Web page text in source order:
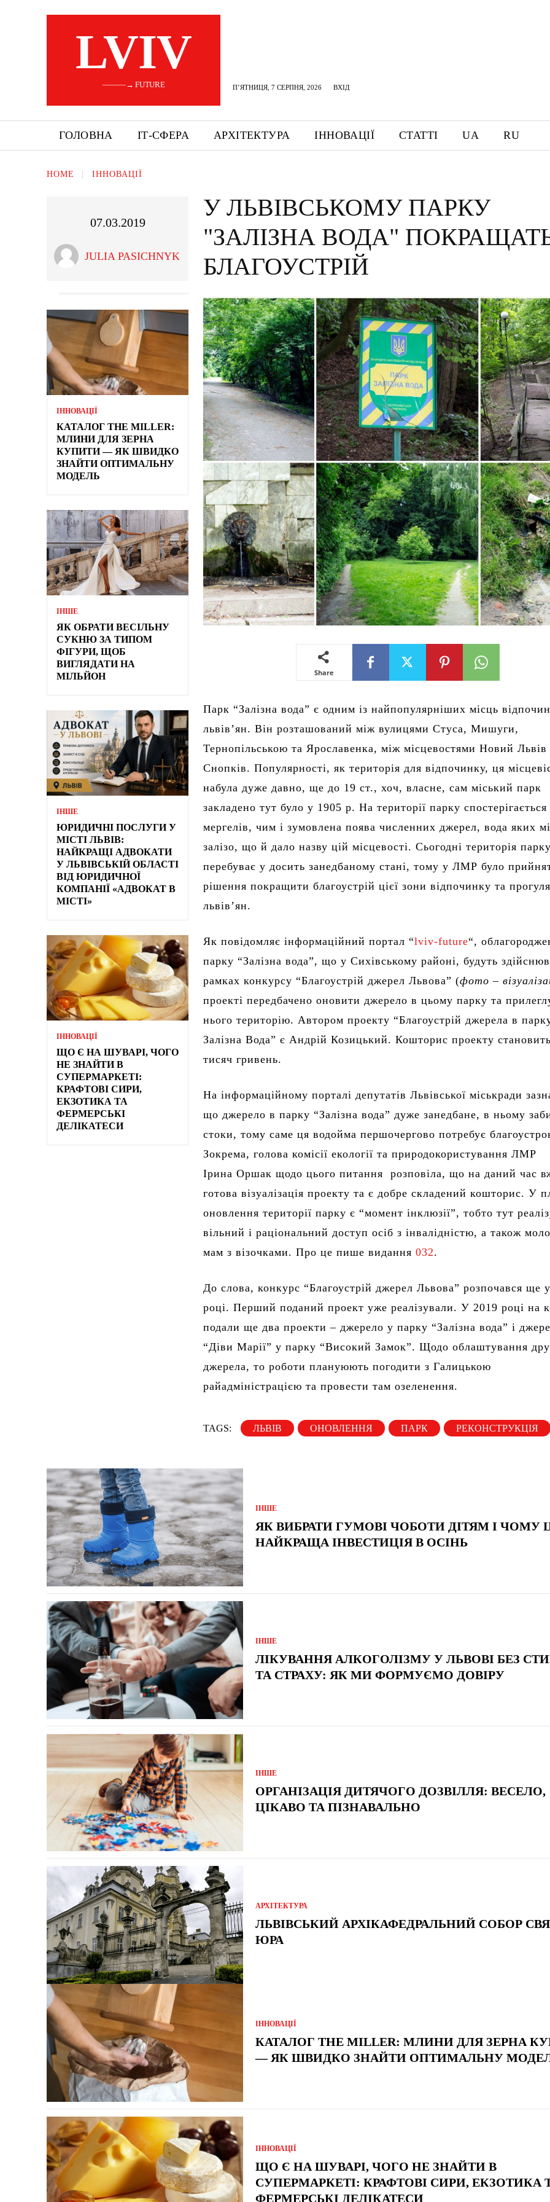
LVIV
———→ FUTURE П’ЯТНИЦЯ, 7 СЕРПНЯ, 2026 ВХІД
ГОЛОВНА ІТ-СФЕРА АРХІТЕКТУРА ІННОВАЦІЇ СТАТТІ UA RU
HOME ІННОВАЦІЇ
07.03.2019
JULIA PASICHNYK
ІННОВАЦІЇ
КАТАЛОГ THE MILLER:
МЛИНИ ДЛЯ ЗЕРНА
КУПИТИ — ЯК ШВИДКО
ЗНАЙТИ ОПТИМАЛЬНУ
МОДЕЛЬ
ІНШЕ
ЯК ОБРАТИ ВЕСІЛЬНУ
СУКНЮ ЗА ТИПОМ
ФІГУРИ, ЩОБ
ВИГЛЯДАТИ НА
МІЛЬЙОН
ІНШЕ
ЮРИДИЧНІ ПОСЛУГИ У
МІСТІ ЛЬВІВ:
НАЙКРАЩІ АДВОКАТИ
У ЛЬВІВСЬКІЙ ОБЛАСТІ
ВІД ЮРИДИЧНОЇ
КОМПАНІЇ «АДВОКАТ В
МІСТІ»
ІННОВАЦІЇ
ЩО Є НА ШУВАРІ, ЧОГО
НЕ ЗНАЙТИ В
СУПЕРМАРКЕТІ:
КРАФТОВІ СИРИ,
ЕКЗОТИКА ТА
ФЕРМЕРСЬКІ
ДЕЛІКАТЕСИ
У ЛЬВІВСЬКОМУ ПАРКУ
"ЗАЛІЗНА ВОДА"
БЛАГОУСТРІЙ
Share
Парк “Залізна вода” є одним із найпопулярніших місць
львів’ян. Він розташований між вулицями Стуса, Мишуги,
Тернопільською та Ярославенка, між місцевостями Новий Львів
Снопків. Популярності, як територія для відпочинку, ця
набула дуже давно, ще до 19 ст., хоч, власне, сам міський парк
закладено тут було у 1905 р. На території парку спостерігається
мергелів, чим і зумовлена поява численних джерел, вода яких
залізо, що й дало назву цій місцевості. Сьогодні територія
перебуває у досить занедбаному стані, тому у ЛМР було
рішення покращити благоустрій цієї зони відпочинку та
львів’ян.
Як повідомляє інформаційний портал “lviv-future“,
парку “Залізна вода”, що у Сихівському районі, будуть
рамках конкурсу “Благоустрій джерел Львова” (фото –
проекті передбачено оновити джерело в цьому парку та
нього територію. Автором проекту “Благоустрій джерела в
Залізна Вода” є Андрій Козицький. Кошторис проекту
тисяч гривень.
На інформаційному порталі депутатів Львівської міськради
що джерело в парку “Залізна вода” дуже занедбане, в ньому
стоки, тому саме ця водойма першочергово потребує
Зокрема, голова комісії екології та природокористування ЛМР
Ірина Оршак щодо цього питання розповіла, що на даний час
готова візуалізація проекту та є добре складений кошторис. У
оновлення території парку є “момент інклюзії”, тобто тут
вільний і раціональний доступ осіб з інвалідністю, а також
мам з візочками. Про це пише видання032.
До слова, конкурс “Благоустрій джерел Львова” розпочався ще
році. Перший поданий проект уже реалізували. У 2019 році на
подали ще два проекти – джерело у парку “Залізна вода” і
“Діви Марії” у парку “Високий Замок”. Щодо облаштування
джерела, то роботи плануюють погодити з Галицькою
райадміністрацією та провести там озеленення.
TAGS: ЛЬВІВ ОНОВЛЕННЯ ПАРК РЕКОНСТРУКЦІЯ
ІНШЕ
ЯК ВИБРАТИ ГУМОВІ ЧОБОТИ ДІТЯМ І ЧОМУ
НАЙКРАЩА ІНВЕСТИЦІЯ В ОСІНЬ
ІНШЕ
ЛІКУВАННЯ АЛКОГОЛІЗМУ У ЛЬВОВІ БЕЗ
ТА СТРАХУ: ЯК МИ ФОРМУЄМО ДОВІРУ
ІНШЕ
ОРГАНІЗАЦІЯ ДИТЯЧОГО ДОЗВІЛЛЯ: ВЕСЕЛО,
ЦІКАВО ТА ПІЗНАВАЛЬНО
АРХІТЕКТУРА
ЛЬВІВСЬКИЙ АРХІКАФЕДРАЛЬНИЙ СОБОР
ЮРА
ІННОВАЦІЇ
КАТАЛОГ THE MILLER: МЛИНИ ДЛЯ ЗЕРНА
— ЯК ШВИДКО ЗНАЙТИ ОПТИМАЛЬНУ
ІННОВАЦІЇ
ЩО Є НА ШУВАРІ, ЧОГО НЕ ЗНАЙТИ В
СУПЕРМАРКЕТІ: КРАФТОВІ СИРИ, ЕКЗОТИКА
ФЕРМЕРСЬКІ ДЕЛІКАТЕСИ